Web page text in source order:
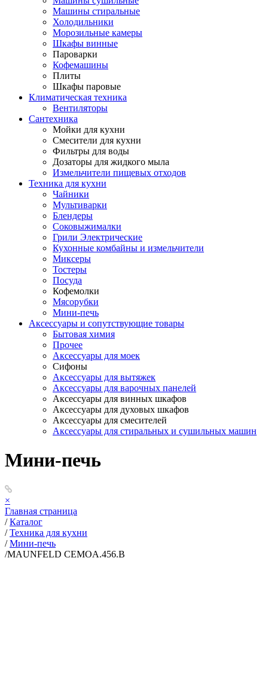
Машины стиральные
Холодильники
Морозильные камеры
Шкафы винные
Пароварки
Кофемашины
Плиты
Шкафы паровые
Климатическая техника
Вентиляторы
Сантехника
Мойки для кухни
Смесители для кухни
Фильтры для воды
Дозаторы для жидкого мыла
Измельчители пищевых отходов
Техника для кухни
Чайники
Мультиварки
Блендеры
Соковыжималки
Грили Электрические
Кухонные комбайны и измельчители
Миксеры
Тостеры
Посуда
Кофемолки
Мясорубки
Мини-печь
Аксессуары и сопутствующие товары
Бытовая химия
Прочее
Аксессуары для моек
Сифоны
Аксессуары для вытяжек
Аксессуары для варочных панелей
Аксессуары для винных шкафов
Аксессуары для духовых шкафов
Аксессуары для смесителей
Аксессуары для стиральных и сушильных машин
Мини-печь
×
Главная страница
/ Каталог
/ Техника для кухни
/ Мини-печь
/MAUNFELD СEMOA.456.B